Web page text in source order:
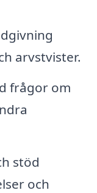
arvstvister.
frågor om
stöd
och